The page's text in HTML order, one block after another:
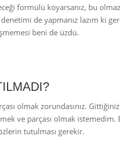
formülü koyarsanız, bu
denetimi de yapmanız lazım ki
beni de üzdü.
olmak zorundasınız. Gittiğiniz
ve parçası olmak
tutulması gerekir.